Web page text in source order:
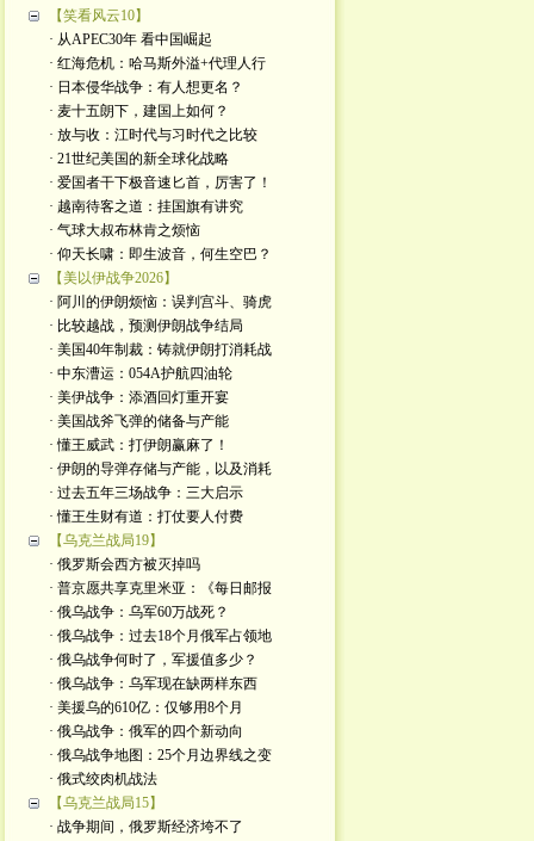
【笑看风云10】
· 从APEC30年 看中国崛起
· 红海危机：哈马斯外溢+代理人行
· 日本侵华战争：有人想更名？
· 麦十五朗下，建国上如何？
· 放与收：江时代与习时代之比较
· 21世纪美国的新全球化战略
· 爱国者干下极音速匕首，厉害了！
· 越南待客之道：挂国旗有讲究
· 气球大叔布林肯之烦恼
· 仰天长啸：即生波音，何生空巴？
【美以伊战争2026】
· 阿川的伊朗烦恼：误判宫斗、骑虎
· 比较越战，预测伊朗战争结局
· 美国40年制裁：铸就伊朗打消耗战
· 中东漕运：054A护航四油轮
· 美伊战争：添酒回灯重开宴
· 美国战斧飞弹的储备与产能
· 懂王威武：打伊朗赢麻了！
· 伊朗的导弹存储与产能，以及消耗
· 过去五年三场战争：三大启示
· 懂王生财有道：打仗要人付费
【乌克兰战局19】
· 俄罗斯会西方被灭掉吗
· 普京愿共享克里米亚：《每日邮报
· 俄乌战争：乌军60万战死？
· 俄乌战争：过去18个月俄军占领地
· 俄乌战争何时了，军援值多少？
· 俄乌战争：乌军现在缺两样东西
· 美援乌的610亿：仅够用8个月
· 俄乌战争：俄军的四个新动向
· 俄乌战争地图：25个月边界线之变
· 俄式绞肉机战法
【乌克兰战局15】
· 战争期间，俄罗斯经济垮不了